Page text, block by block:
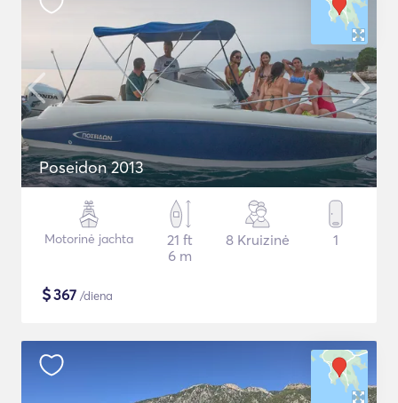
Poseidon 2013
Motorinė jachta
21 ft
6 m
8 Kruizinė 1
$367 /diena